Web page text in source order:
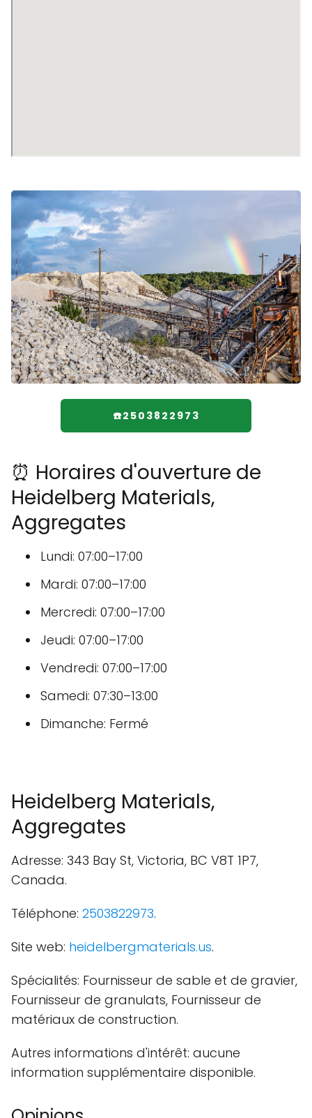
☎️2503822973
⏰ Horaires d'ouverture de
Heidelberg Materials,
Aggregates
Lundi: 07:00–17:00
Mardi: 07:00–17:00
Mercredi: 07:00–17:00
Jeudi: 07:00–17:00
Vendredi: 07:00–17:00
Samedi: 07:30–13:00
Dimanche: Fermé
Heidelberg Materials,
Aggregates
Adresse: 343 Bay St, Victoria, BC V8T 1P7,
Canada.
Téléphone: 2503822973.
Site web: heidelbergmaterials.us.
Spécialités: Fournisseur de sable et de gravier,
Fournisseur de granulats, Fournisseur de
matériaux de construction.
Autres informations d'intérêt: aucune
information supplémentaire disponible.